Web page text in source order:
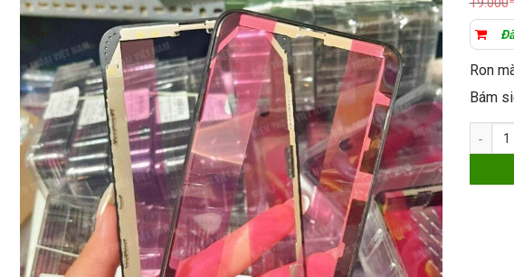
Ron
Bám
Ron